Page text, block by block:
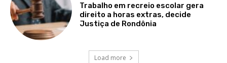
Trabalho em recreio escolar gera
direito a horas extras, decide
Justiça de Rondônia
Load more